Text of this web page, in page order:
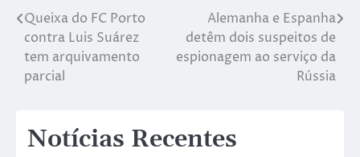
Queixa do FC Porto
contra Luis Suárez
tem arquivamento
parcial
Alemanha e Espanha
detêm dois suspeitos de
espionagem ao serviço da
Rússia
Notícias Recentes